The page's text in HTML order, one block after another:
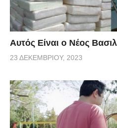
Αυτός Είναι ο Νέος
23 ΔΕΚΕΜΒΡΊΟΥ, 2023